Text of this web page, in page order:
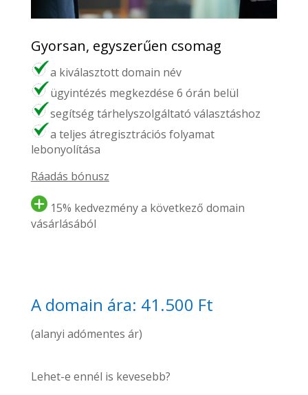
Gyorsan, egyszerűen csomag
a kiválasztott domain név
ügyintézés megkezdése 6 órán belül
segítség tárhelyszolgáltató választáshoz
a teljes átregisztrációs folyamat
lebonyolítása
Ráadás bónusz
15% kedvezmény a következő domain
vásárlásából
A domain ára: 41.500 Ft
(alanyi adómentes ár)
Lehet-e ennél is kevesebb?